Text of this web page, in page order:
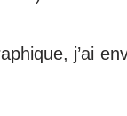
j’ai